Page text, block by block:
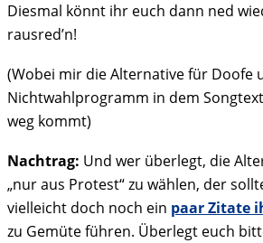
Diesmal könnt ihr euch dann ned
rausred’n!
(Wobei mir die Alternative für Doofe
Nichtwahlprogramm in dem
weg kommt)
Nachtrag: Und wer überlegt, die
„nur aus Protest“ zu wählen, der
vielleicht doch noch ein paar Zitate
zu Gemüte führen. Überlegt euch